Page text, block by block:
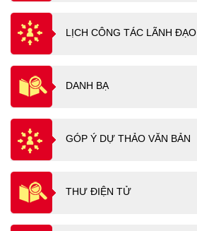
LỊCH CÔNG TÁC LÃNH ĐẠO
DANH BẠ
GÓP Ý DỰ THẢO VĂN BẢN
THƯ ĐIỆN TỬ